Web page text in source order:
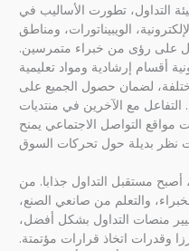
التداول، تطورت الأساليب في
الويبيناتورات، ومناطق
على رؤى من خبراء متمرسين.
أقسام إرشادية ومواد تعليمية
لضمان حصول الجميع على
مع الآخرين في منتديات
مواقع التواصل الاجتماعي يمنح
أصبح مستقبل التداول جذابا. من
والتعلم من صانعي الصنع،
منصات التداول بشكل أفضل،
وقدرات اتخاذ قرارات مؤتمتة.